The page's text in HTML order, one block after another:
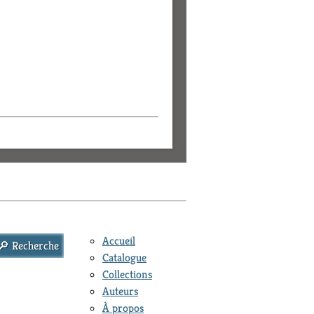
Accueil
Catalogue
Collections
Auteurs
À propos